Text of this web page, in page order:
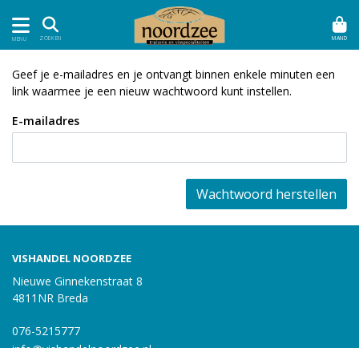
MENU ZOEKEN MAND
Geef je e-mailadres en je ontvangt binnen enkele minuten een
link waarmee je een nieuw wachtwoord kunt instellen.
E-mailadres
Wachtwoord herstellen
VISHANDEL NOORDZEE
Nieuwe Ginnekenstraat 8
4811NR Breda
076-5215777